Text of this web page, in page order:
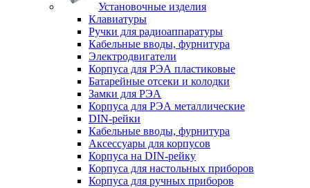
Установочные изделия
Клавиатуры
Ручки для радиоаппаратуры
Кабельные вводы, фурнитура
Электродвигатели
Корпуса для РЭА пластиковые
Батарейные отсеки и колодки
Замки для РЭА
Корпуса для РЭА металлические
DIN-рейки
Кабельные вводы, фурнитура
Аксессуары для корпусов
Корпуса на DIN-рейку
Корпуса для настольных приборов
Корпуса для ручных приборов